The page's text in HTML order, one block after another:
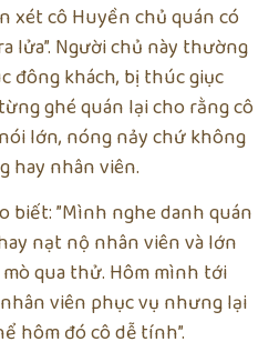
xét cô Huyền chủ quán có
lửa”. Người chủ này thường
đông khách, bị thúc giục
ghé quán lại cho rằng cô
lớn, nóng nảy chứ không
hay nhân viên.
biết: ”Mình nghe danh quán
nạt nộ nhân viên và lớn
qua thử. Hôm mình tới
viên phục vụ nhưng lại
hôm đó cô dễ tính”.